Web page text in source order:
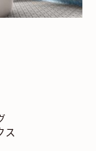
ス